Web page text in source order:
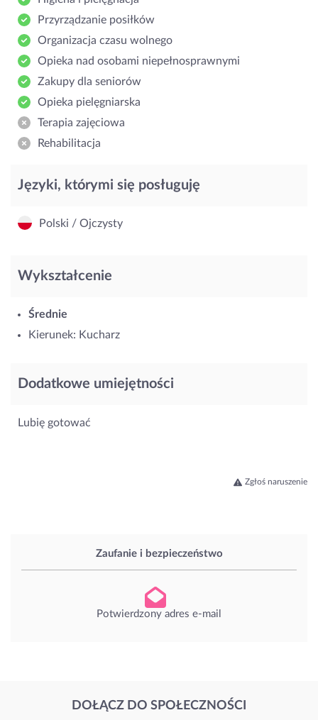
Zaufanie i bezpieczeństwo
Potwierdzony adres e-mail
Przyrządzanie posiłków
Organizacja czasu wolnego
Opieka nad osobami niepełnosprawnymi
Zakupy dla seniorów
Opieka pielęgniarska
Terapia zajęciowa
Rehabilitacja
Języki, którymi się posługuję
Polski / Ojczysty
Wykształcenie
Średnie
Kierunek: Kucharz
Dodatkowe umiejętności
Lubię gotować
Zgłoś naruszenie
DOŁĄCZ DO SPOŁECZNOŚCI